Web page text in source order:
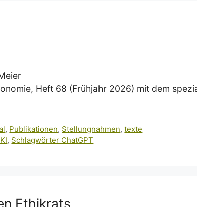
Heft 68 (Frühjahr 2026) mit dem
, Publikationen, Stellungnahmen,texte
, Schlagwörter ChatGPT
Ethikrats